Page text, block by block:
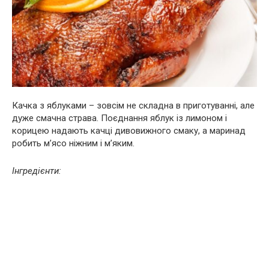
Качка з яблуками – зовсім не складна в приготуванні, але
дуже смачна страва. Поєднання яблук із лимоном і
корицею надають качці дивовижного смаку, а маринад
робить м’ясо ніжним і м’яким.
Інгредієнти: